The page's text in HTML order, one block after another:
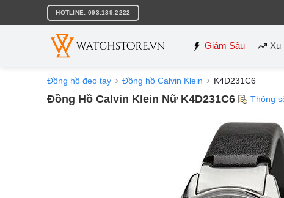
nội
HOTLINE: 093.189.2222
Giảm Sâu Xu
Đồng hồ đeo tay Đồng hồ Calvin Klein K4D231C6
Đồng Hồ Calvin Klein Nữ K4D231C6 Thông